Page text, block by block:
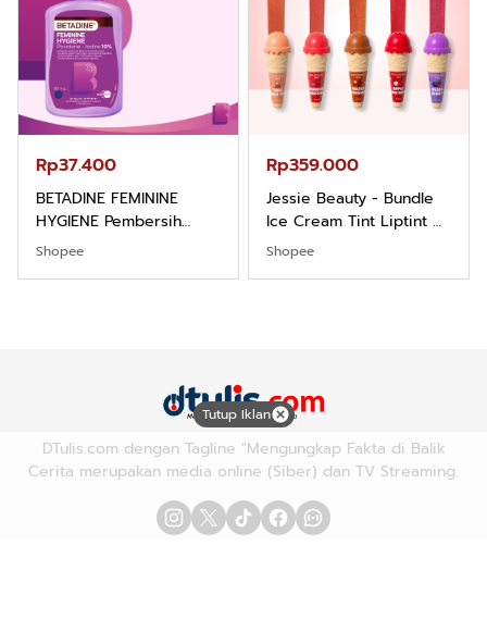
Rp37.400
BETADINE FEMININE
HYGIENE Pembersih
Kewanitaan 60ml
Shopee
Rp359.000
Jessie Beauty - Bundle
Ice Cream Tint Liptint All
Variant
Shopee
Tutup Iklan
DTulis.com dengan Tagline "Mengungkap Fakta di Balik
Cerita merupakan media online (Siber) dan TV Streaming.